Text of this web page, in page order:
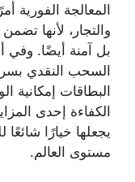
المعالجة الفورية
والتجار، لأنها
بل آمنة أيضًا. وفي
السحب النقدي
البطاقات إمكانية
يجعلها خيارًا شائعًا
مستوى العالم.